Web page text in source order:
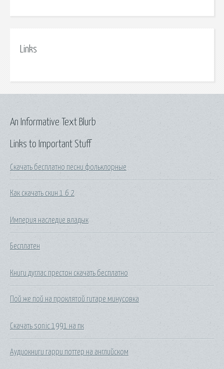
Links
Links to Important Stuff
Скачать бесплатно песни фольклорные
Как скачать скин 1 6 2
Империя наследие владык
Бесплатен
Книги дуглас престон скачать бесплатно
Пой же пой на проклятой гитаре минусовка
Скачать sonic 1991 на пк
Аудиокниги гарри поттер на английском
An Informative Text Blurb